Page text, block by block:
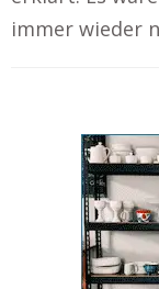
immer wieder